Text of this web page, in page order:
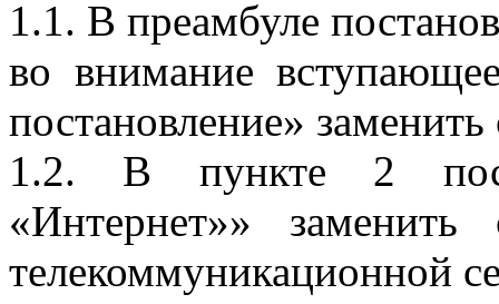
1.1. В преамбуле
во внимание
постановление»
1.2. В пункте 2
«Интернет»»
телекоммуникационной